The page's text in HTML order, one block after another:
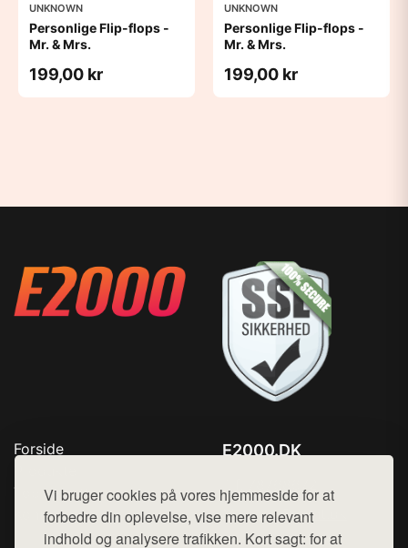
Vi bruger cookies på vores hjemmeside for at
forbedre din oplevelse, vise mere relevant
indhold og analysere trafikken. Kort sagt: for at
UNKNOWN
Personlige Flip-flops -
Mr. & Mrs.
199,00 kr
UNKNOWN
Personlige Flip-flops -
Mr. & Mrs.
199,00 kr
Forside
Top Rabatter
Kontakt
E2000.DK
Mail: hej@want.dk